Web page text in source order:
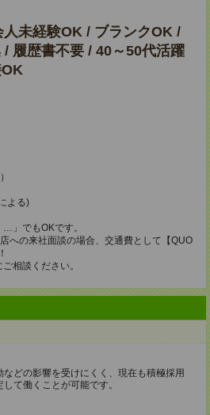
未経験OK / ブランクOK /
履歴書不要 / 40～50代活躍
よる)
」でもOKです。
への来社面談の場合、交通費として【QUO
相談ください。
どの影響を受けにくく、現在も積極採用
て働くことが可能です。